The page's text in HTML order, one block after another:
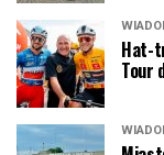
Hat-
Tour